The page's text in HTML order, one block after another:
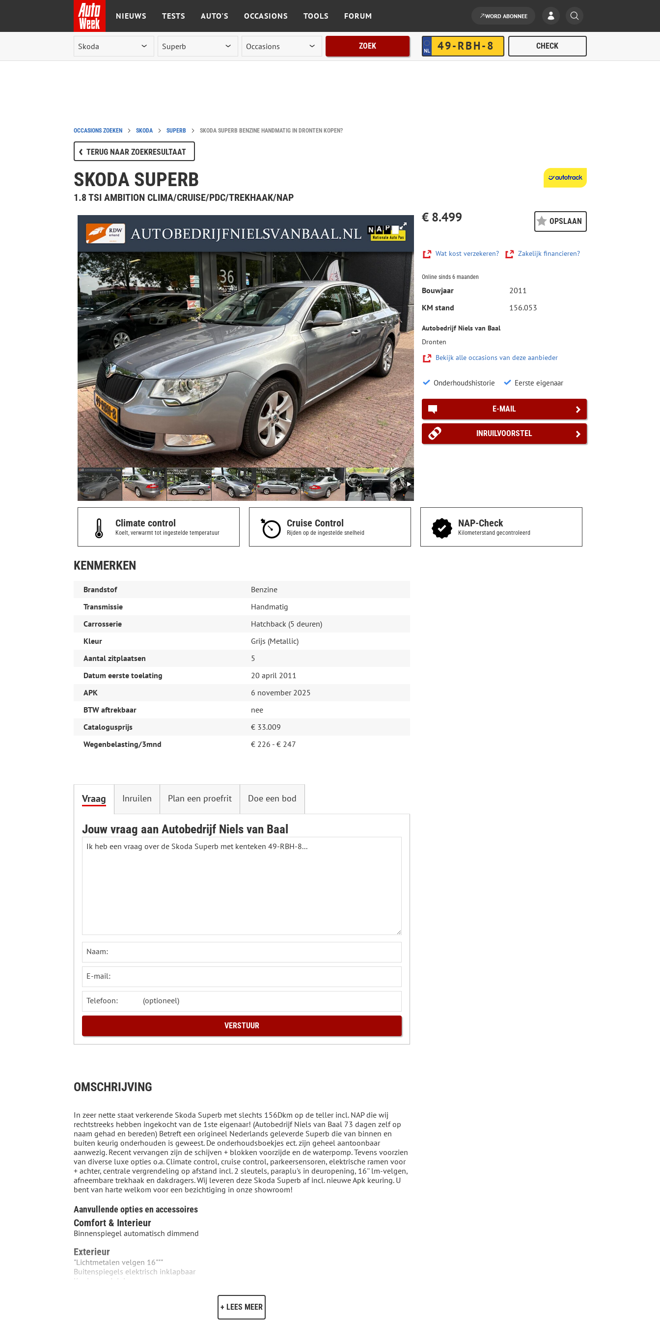
Ga naar de inhoud
NIEUWS TESTS AUTO'S OCCASIONS TOOLS FORUM WORD ABONNEE
ZOEK
OCCASIONS ZOEKEN SKODA SUPERB SKODA SUPERB BENZINE HANDMATIG IN DRONTEN KOPEN?
TERUG NAAR ZOEKRESULTAAT
SKODA SUPERB
1.8 TSI AMBITION CLIMA/CRUISE/PDC/TREKHAAK/NAP
€ 8.499 OPSLAAN
Wat kost verzekeren? Zakelijk financieren?
Online sinds 6 maanden
Bouwjaar
2011
KM stand
156.053
Autobedrijf Niels van Baal
Dronten
Bekijk alle occasions van deze aanbieder
Onderhoudshistorie Eerste eigenaar
E-MAIL
INRUILVOORSTEL
Climate control
Koelt, verwarmt tot ingestelde temperatuur
Cruise Control
Rijden op de ingestelde snelheid
NAP-Check
Kilometerstand gecontroleerd
KENMERKEN
Brandstof
Benzine
Transmissie
Handmatig
Carrosserie
Hatchback (5 deuren)
Kleur
Grijs (Metallic)
Aantal zitplaatsen
5
Datum eerste toelating
20 april 2011
APK
6 november 2025
BTW aftrekbaar
nee
Catalogusprijs
€ 33.009
Wegenbelasting/3mnd
€ 226 - € 247
Vraag Inruilen Plan een proefrit Doe een bod
Jouw vraag aan Autobedrijf Niels van Baal
Naam:
E-mail:
Telefoon:
OMSCHRIJVING
In zeer nette staat verkerende Skoda Superb met slechts 156Dkm op de teller incl. NAP die wij
rechtstreeks hebben ingekocht van de 1ste eigenaar! (Autobedrijf Niels van Baal 73 dagen zelf op
naam gehad en bereden) Betreft een origineel Nederlands geleverde Superb die van binnen en
buiten keurig onderhouden is geweest. De onderhoudsboekjes ect. zijn geheel aantoonbaar
aanwezig. Recent vervangen zijn de schijven + blokken voorzijde en de waterpomp. Tevens voorzien
van diverse luxe opties o.a. Climate control, cruise control, parkeersensoren, elektrische ramen voor
+ achter, centrale vergrendeling op afstand incl. 2 sleutels, paraplu's in deuropening, 16'' lm-velgen,
afneembare trekhaak en dakdragers. Wij leveren deze Skoda Superb af incl. nieuwe Apk keuring. U
bent van harte welkom voor een bezichtiging in onze showroom!
Aanvullende opties en accessoires
Comfort & Interieur
Binnenspiegel automatisch dimmend
Exterieur
"Lichtmetalen velgen 16"""
Buitenspiegels elektrisch inklapbaar
Koplampreiniging
+ LEES MEER